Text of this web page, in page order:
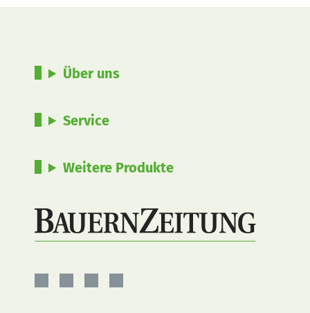
Über uns
Service
Weitere Produkte